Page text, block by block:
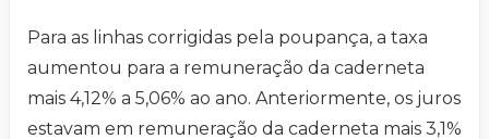
Para as linhas corrigidas pela poupança, a taxa
aumentou para a remuneração da caderneta
mais 4,12% a 5,06% ao ano. Anteriormente, os juros
estavam em remuneração da caderneta mais 3,1%